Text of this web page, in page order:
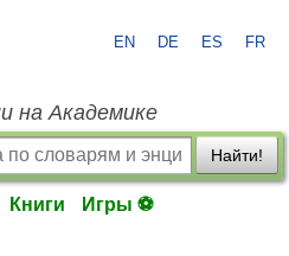
EN DE ES FR
на Академике
Найти!
Книги Игры ⚽